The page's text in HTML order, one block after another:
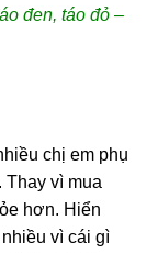
đen, táo đỏ –
chị em phụ
Thay vì mua
hơn. Hiển
vì cái gì